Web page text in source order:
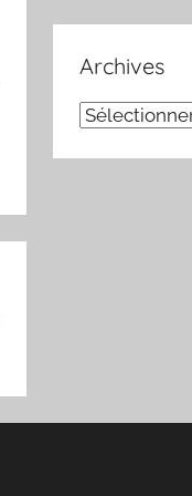
Archives
Archives